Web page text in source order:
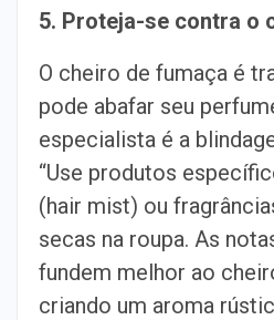
5. Proteja-se contra o
O cheiro de fumaça é
pode abafar seu
especialista é a
“Use produtos
(hair mist) ou
secas na roupa. As
fundem melhor ao
criando um aroma